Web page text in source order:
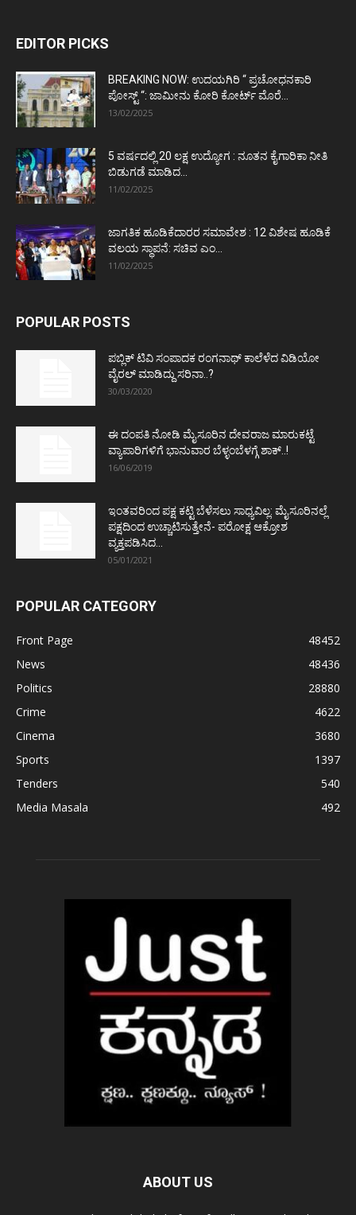
EDITOR PICKS
BREAKING NOW: ಉದಯಗಿರಿ “ ಪ್ರಚೋಧನಕಾರಿ
ಪೋಸ್ಟ್‌ “: ಜಾಮೀನು ಕೋರಿ ಕೋರ್ಟ್‌ ಮೊರೆ...
13/02/2025
5 ವರ್ಷದಲ್ಲಿ 20 ಲಕ್ಷ ಉದ್ಯೋಗ : ನೂತನ ಕೈಗಾರಿಕಾ ನೀತಿ
ಬಿಡುಗಡೆ ಮಾಡಿದ...
11/02/2025
ಜಾಗತಿಕ ಹೂಡಿಕೆದಾರರ ಸಮಾವೇಶ : 12 ವಿಶೇಷ ಹೂಡಿಕೆ
ವಲಯ ಸ್ಥಾಪನೆ: ಸಚಿವ ಎಂ...
11/02/2025
POPULAR POSTS
ಪಬ್ಲಿಕ್ ಟಿವಿ ಸಂಪಾದಕ ರಂಗನಾಥ್ ಕಾಲೆಳೆದ ವಿಡಿಯೋ
ವೈರಲ್ ಮಾಡಿದ್ದು ಸರಿನಾ..?
30/03/2020
ಈ ದಂಪತಿ ನೋಡಿ ಮೈಸೂರಿನ ದೇವರಾಜ ಮಾರುಕಟ್ಟೆ
ವ್ಯಾಪಾರಿಗಳಿಗೆ ಭಾನುವಾರ ಬೆಳ್ಳಂಬೆಳಗ್ಗೆ ಶಾಕ್..!
16/06/2019
ಇಂತವರಿಂದ ಪಕ್ಷ ಕಟ್ಟಿ ಬೆಳೆಸಲು ಸಾಧ್ಯವಿಲ್ಲ: ಮೈಸೂರಿನಲ್ಲೆ
ಪಕ್ಷದಿಂದ ಉಚ್ಚಾಟಿಸುತ್ತೇನೆ- ಪರೋಕ್ಷ ಆಕ್ರೋಶ
ವ್ಯಕ್ತಪಡಿಸಿದ...
05/01/2021
POPULAR CATEGORY
Front Page
48452
News
48436
Politics
28880
Crime
4622
Cinema
3680
Sports
1397
Tenders
540
Media Masala
492
ABOUT US